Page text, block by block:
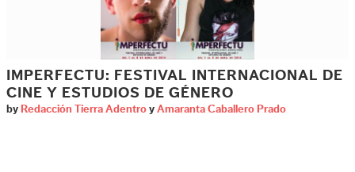
IMPERFECTU: FESTIVAL INTERNACIONAL DE
CINE Y ESTUDIOS DE GÉNERO
by Redacción Tierra Adentro y Amaranta Caballero Prado